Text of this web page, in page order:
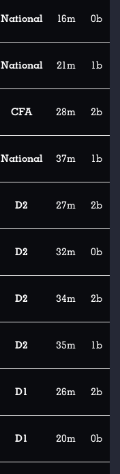
National 16m 0b
National 21m 1b
CFA 28m 2b
National 37m 1b
D2 27m 2b
D2 32m 0b
D2 34m 2b
D2 35m 1b
D1 26m 2b
D1 20m 0b